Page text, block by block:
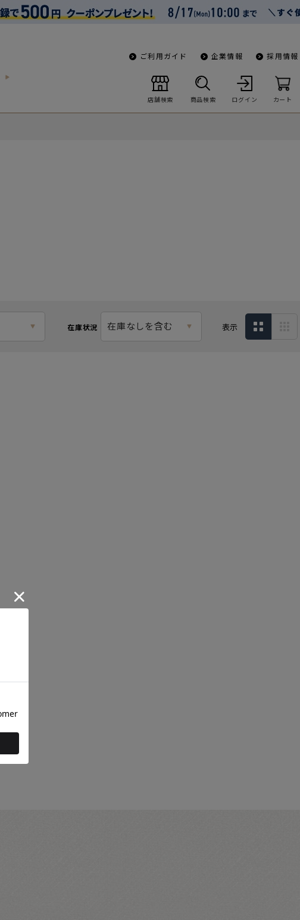
ご利用ガイド 企業情報 採用情報
店舗検索 商品検索 ログイン カート
在庫状況 在庫なしを含む 表示